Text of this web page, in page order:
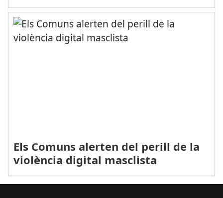
Els Comuns alerten del perill de la
violència digital masclista